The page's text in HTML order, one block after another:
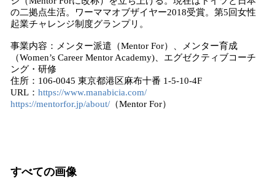
の二拠点生活。ワーママオブザイヤー2018受賞。第5回女性
起業チャレンジ制度グランプリ。
事業内容：メンター派遣（Mentor For）、メンター育成
（Women’s Career Mentor Academy)、エグゼクティブコーチ
ング・研修
住所：106-0045 東京都港区麻布十番 1-5-10-4F
URL： https://www.manabicia.com/
https://mentorfor.jp/about/ （Mentor For）
すべての画像